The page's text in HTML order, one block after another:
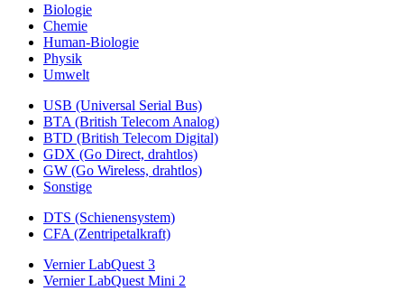
Biologie
Chemie
Human-Biologie
Physik
Umwelt
USB (Universal Serial Bus)
BTA (British Telecom Analog)
BTD (British Telecom Digital)
GDX (Go Direct, drahtlos)
GW (Go Wireless, drahtlos)
Sonstige
DTS (Schienensystem)
CFA (Zentripetalkraft)
Vernier LabQuest 3
Vernier LabQuest Mini 2